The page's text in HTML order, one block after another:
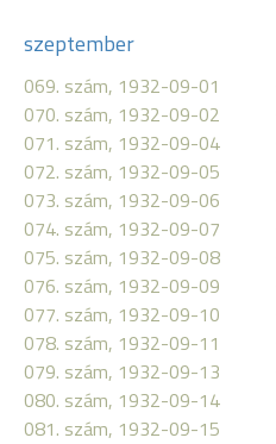
szeptember
069. szám, 1932-09-01
070. szám, 1932-09-02
071. szám, 1932-09-04
072. szám, 1932-09-05
073. szám, 1932-09-06
074. szám, 1932-09-07
075. szám, 1932-09-08
076. szám, 1932-09-09
077. szám, 1932-09-10
078. szám, 1932-09-11
079. szám, 1932-09-13
080. szám, 1932-09-14
081. szám, 1932-09-15